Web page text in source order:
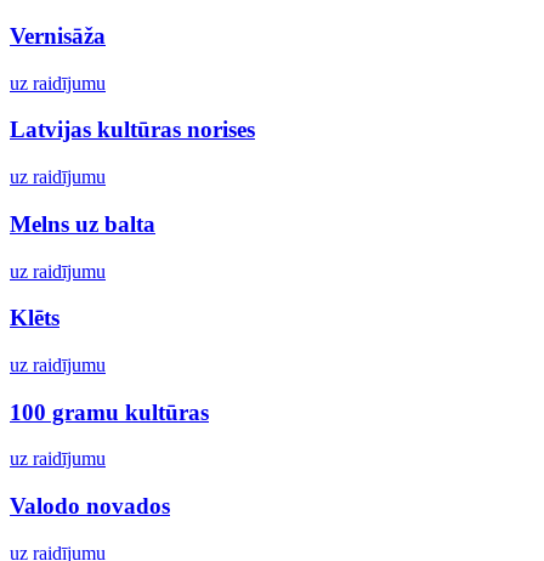
Vernisāža
uz raidījumu
Latvijas kultūras norises
uz raidījumu
Melns uz balta
uz raidījumu
Klēts
uz raidījumu
100 gramu kultūras
uz raidījumu
Valodo novados
uz raidījumu